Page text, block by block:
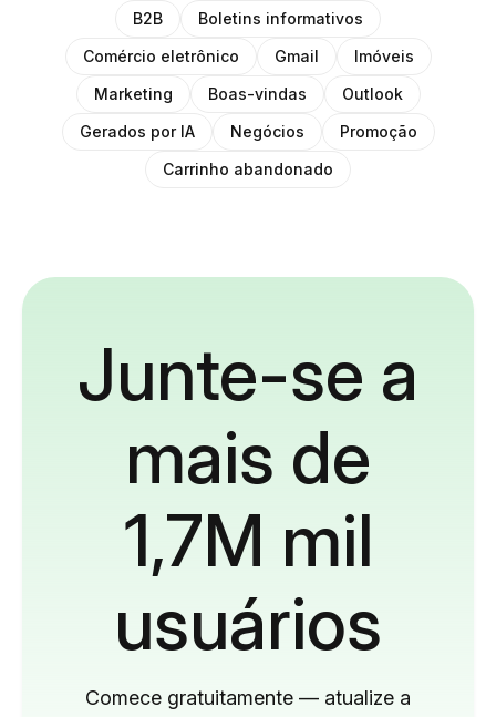
B2B
Boletins informativos
Comércio eletrônico
Gmail
Imóveis
Marketing
Boas-vindas
Outlook
Gerados por IA
Negócios
Promoção
Carrinho abandonado
Junte-se a
mais de
1,7M mil
usuários
Comece gratuitamente — atualize a